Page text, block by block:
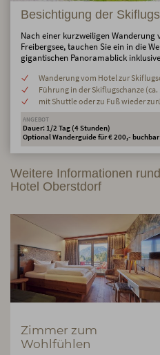
Besichtigung der
Nach einer kurzweiligen
Freibergsee, tauchen Sie ein in die
gigantischen Panoramablick
Wanderung vom Hotel zur
Führung in der Skiflugschanze (ca.
mit Shuttle oder zu Fuß wieder
ANGEBOT
Dauer: 1/2 Tag (4 Stunden)
Optional Wanderguide für € 200,- buchbar
Weitere Informationen
Hotel Oberstdorf
Zimmer zum
Wohlfühlen